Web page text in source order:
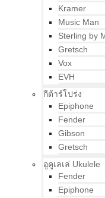
Kramer
Music Man
Sterling by
Gretsch
Vox
EVH
กีต้าร์โปร่ง
Epiphone
Fender
Gibson
Gretsch
อูคูเลเล่ Ukulele
Fender
Epiphone